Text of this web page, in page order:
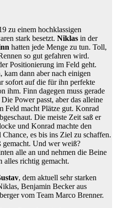
zu einem hochklassigen
stark besetzt. Niklas in der
hatten jede Menge zu tun. Toll,
so gut gefahren wird.
Positionierung im Feld geht.
kam dann aber nach einigen
sofort auf die für ihn perfekte
ihm. Finn dagegen muss gerade
Power passt, aber das alleine
Feld macht Plätze gut. Konrad
Die meiste Zeit saß er
und Konrad machte den
es bis ins Ziel zu schaffen.
gemacht. Und wer weiß?
alle an und nehmen die Beine
alles richtig gemacht.
, dem aktuell sehr starken
Benjamin Becker aus
vom Team Marco Brenner.